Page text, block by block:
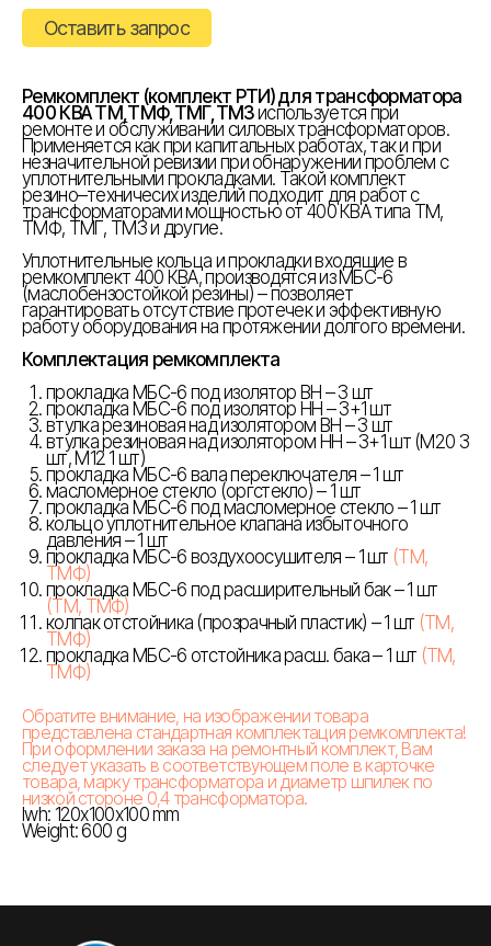
Оставить запрос
Ремкомплект (комплект РТИ) для трансформатора
400 КВА ТМ,ТМФ,ТМГ,ТМЗиспользуется при
ремонте и обслуживании силовых трансформаторов.
Применяется как при капитальных работах, так и при
незначительной ревизии при обнаружении проблем с
уплотнительными прокладками. Такой комплект
резино–техничесих изделий подходит для работ с
трансформаторами мощностью от 400 КВА типа ТМ,
ТМФ, ТМГ, ТМЗ и другие.
Уплотнительные кольца и прокладки входящие в
ремкомплект 400 КВА, производятся из МБС-6
(маслобензостойкой резины) – позволяет
гарантировать отсутствие протечек и эффективную
работу оборудования на протяжении долгого времени.
Комплектация ремкомплекта
прокладка МБС-6 под изолятор ВН – 3 шт
прокладка МБС-6 под изолятор НН – 3+1 шт
втулка резиновая над изолятором ВН – 3 шт
втулка резиновая над изолятором НН – 3+1 шт (М20 3
шт, М12 1 шт)
прокладка МБС-6 вала переключателя – 1 шт
масломерное стекло (оргстекло) – 1 шт
прокладка МБС-6 под масломерное стекло – 1 шт
кольцо уплотнительное клапана избыточного
давления – 1 шт
прокладка МБС-6 воздухоосушителя – 1 шт (ТМ,
ТМФ)
прокладка МБС-6 под расширительный бак – 1 шт
(ТМ, ТМФ)
колпак отстойника (прозрачный пластик) – 1 шт (ТМ,
ТМФ)
прокладка МБС-6 отстойника расш. бака – 1 шт (ТМ,
ТМФ)
Обратите внимание, на изображении товара
представлена стандартная комплектация ремкомплекта!
При оформлении заказа на ремонтный комплект, Вам
следует указать в соответствующем поле в карточке
товара, марку трансформатора и диаметр шпилек по
низкой стороне 0,4 трансформатора.
lwh: 120x100x100 mm
Weight: 600 g